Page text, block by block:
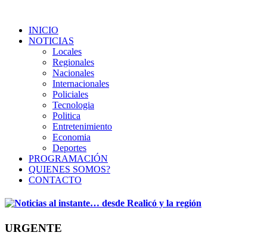
INICIO
NOTICIAS
Locales
Regionales
Nacionales
Internacionales
Policiales
Tecnologia
Politica
Entretenimiento
Economia
Deportes
PROGRAMACIÓN
QUIENES SOMOS?
CONTACTO
URGENTE